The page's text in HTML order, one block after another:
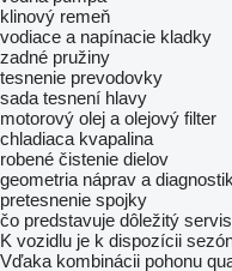
klinový remeň
vodiace a napínacie kladky
zadné pružiny
tesnenie prevodovky
sada tesnení hlavy
motorový olej a olejový filter
chladiaca kvapalina
robené čistenie dielov
geometria náprav a
pretesnenie spojky
čo predstavuje dôležitý
K vozidlu je k dispozícii
Vďaka kombinácii pohonu